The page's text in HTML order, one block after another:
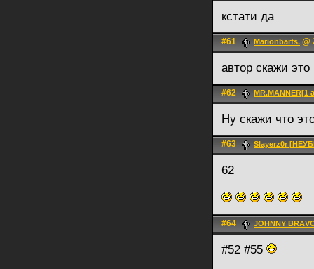
кстати да
#61 Marionbarfs. @
автор скажи
#62 MR.MANNER[1
Ну скажи что
#63 Slayerz0r
62
#64 JOHNNY
#52 #55